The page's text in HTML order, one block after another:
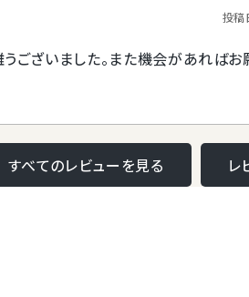
ご利用いただけます。
すために、ご用途を是非お教えくださいま
投稿
ございました。また機会があればお
すべてのレビューを見る レ